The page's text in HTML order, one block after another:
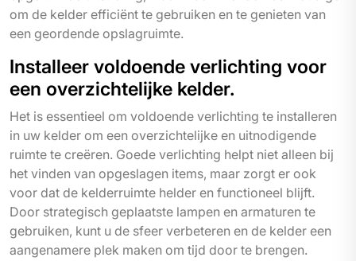
om de kelder efficiënt te gebruiken en te genieten van
een geordende opslagruimte.
Installeer voldoende verlichting voor
een overzichtelijke kelder.
Het is essentieel om voldoende verlichting te installeren
in uw kelder om een overzichtelijke en uitnodigende
ruimte te creëren. Goede verlichting helpt niet alleen bij
het vinden van opgeslagen items, maar zorgt er ook
voor dat de kelderruimte helder en functioneel blijft.
Door strategisch geplaatste lampen en armaturen te
gebruiken, kunt u de sfeer verbeteren en de kelder een
aangenamere plek maken om tijd door te brengen.